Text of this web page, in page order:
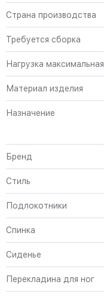
Страна производства
Требуется сборка
Нагрузка максимальная
Материал изделия
Назначение
Бренд
Стиль
Подлокотники
Спинка
Сиденье
Перекладина для ног